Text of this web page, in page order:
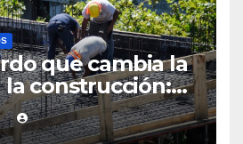
que cambia la
construcción:
subas reales y
2031